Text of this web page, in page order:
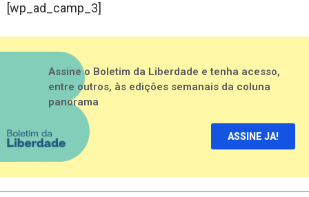
[wp_ad_camp_3]
Assine o Boletim da Liberdade e tenha acesso,
entre outros, às edições semanais da coluna
panorama
ASSINE JA!